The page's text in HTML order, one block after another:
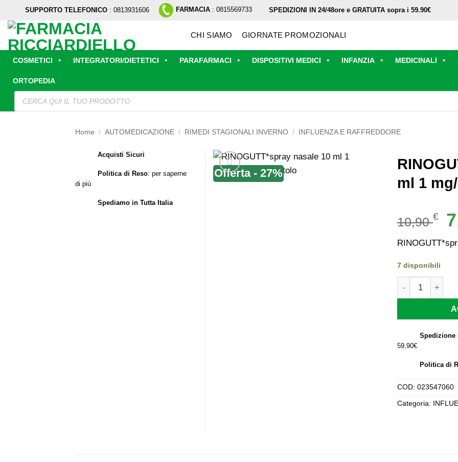
contenuti
SUPPORTO TELEFONICO : 0813931606 FARMACIA : 0815569733 SPEDIZIONI IN 24/48ore e GRATUITA sopra i 59.90€
CHI SIAMO GIORNATE PROMOZIONALI
COSMETICI INTEGRATORI/DIETETICI PARAFARMACI DISPOSITIVI MEDICI INFANZIA MEDICINALI
ORTOPEDIA
Ricerca
prodotti
Home / AUTOMEDICAZIONE / RIMEDI STAGIONALI INVERNO / INFLUENZA E RAFFREDDORE
Offerta - 27%
ml 1
10,90€
Il
7 disponibili
Spedizione
59,90€
Politica di
COD: 023547060
Categoria:
Acquisti Sicuri
Politica di Reso: per saperne
di più
Spediamo in Tutta Italia